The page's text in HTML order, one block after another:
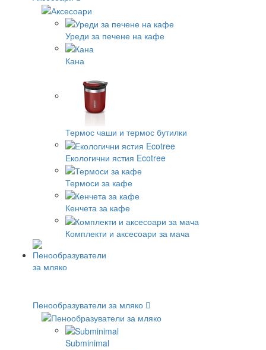
Уреди за печене на кафе
Кана
Термос чаши и термос бутилки
Екологични ястия Ecotree
Термоси за кафе
Кенчета за кафе
Комплекти и аксесоари за мача
Пенообразуватели за мляко
Subminimal